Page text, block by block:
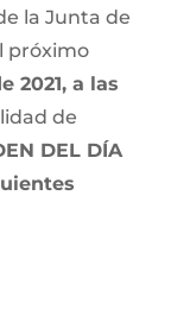
la Junta de
próximo
2021, a las
de
DEL DÍA